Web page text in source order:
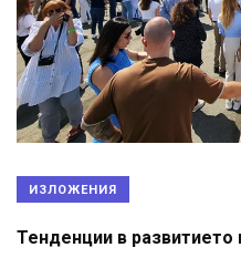
ИЗЛОЖЕНИЯ
Тенденции в развитието